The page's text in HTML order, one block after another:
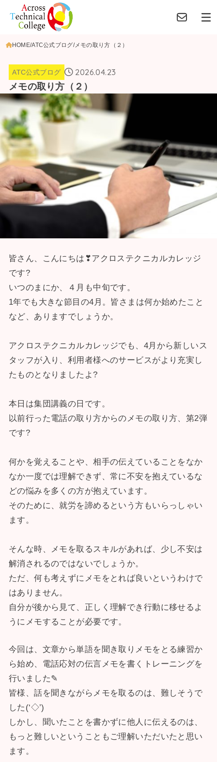
HOME ATC公式ブログ メモの取り方（２）
ATC公式ブログ
2026.04.23
メモの取り方（２）
皆さん、こんにちは❣アクロステクニカルカレッジ
です?
いつのまにか、４月も中旬です。
1年でも大きな節目の4月。皆さまは何か始めたこと
など、ありますでしょうか。
アクロステクニカルカレッジでも、4月から新しいス
タッフが入り、利用者様へのサービスがより充実し
たものとなりましたよ?
本日は集団講義の日です。
以前行った電話の取り方からのメモの取り方、第2弾
です?
何かを覚えることや、相手の伝えていることをなか
なか一度では理解できず、常に不安を抱えているな
どの悩みを多くの方が抱えています。
そのために、就労を諦めるという方もいらっしゃい
ます。
そんな時、メモを取るスキルがあれば、少し不安は
解消されるのではないでしょうか。
ただ、何も考えずにメモをとれば良いというわけで
はありません。
自分が後から見て、正しく理解でき行動に移せるよ
うにメモすることが必要です。
今回は、文章から単語を聞き取りメモをとる練習か
ら始め、電話応対の伝言メモを書くトレーニングを
行いました✎
皆様、話を聞きながらメモを取るのは、難しそうで
した(‘◇’)ゞ
しかし、聞いたことを書かずに他人に伝えるのは、
もっと難しいということもご理解いただいたと思い
ます。